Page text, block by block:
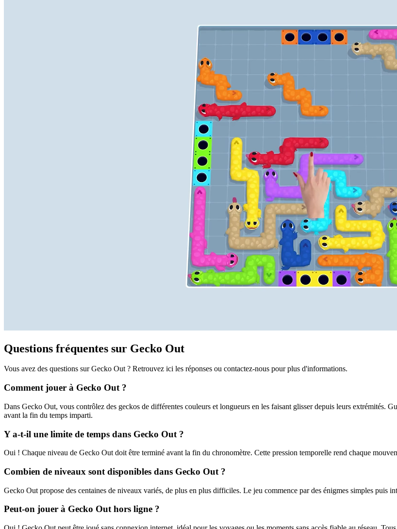
Questions fréquentes sur Gecko Out
Vous avez des questions sur Gecko Out ? Retrouvez ici les réponses ou contactez-nous pour plus d'informations.
Comment jouer à Gecko Out ?
Dans Gecko Out, vous contrôlez des geckos de différentes couleurs et longueurs en les faisant glisser depuis leurs extrémités.
avant la fin du temps imparti.
Y a-t-il une limite de temps dans Gecko Out ?
Oui ! Chaque niveau de Gecko Out doit être terminé avant la fin du chronomètre. Cette pression temporelle rend chaque
Combien de niveaux sont disponibles dans Gecko Out ?
Gecko Out propose des centaines de niveaux variés, de plus en plus difficiles. Le jeu commence par des énigmes simples puis
Peut-on jouer à Gecko Out hors ligne ?